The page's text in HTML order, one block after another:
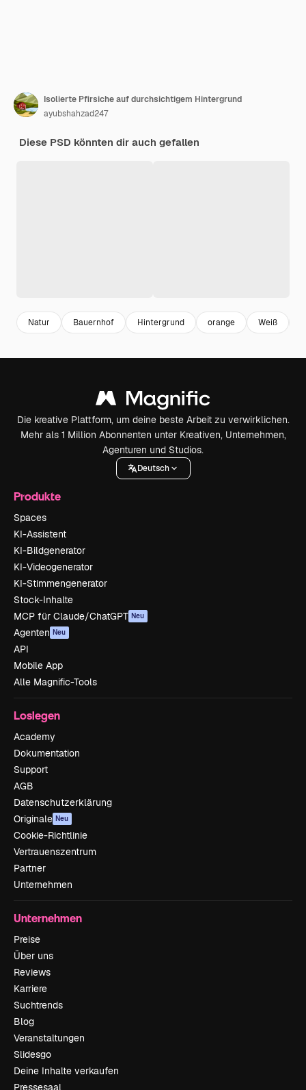
Isolierte Pfirsiche auf durchsichtigem Hintergrund
ayubshahzad247
Diese PSD könnten dir auch gefallen
Natur Bauernhof Hintergrund orange Weiß
Die kreative Plattform, um deine beste Arbeit zu verwirklichen.
Mehr als 1 Million Abonnenten unter Kreativen, Unternehmen,
Agenturen und Studios.
Deutsch
Produkte
Spaces
KI-Assistent
KI-Bildgenerator
KI-Videogenerator
KI-Stimmengenerator
Stock-Inhalte
MCP für Claude/ChatGPT Neu
Agenten Neu
API
Mobile App
Alle Magnific-Tools
Loslegen
Academy
Dokumentation
Support
AGB
Datenschutzerklärung
Originale Neu
Cookie-Richtlinie
Vertrauenszentrum
Partner
Unternehmen
Unternehmen
Preise
Über uns
Reviews
Karriere
Suchtrends
Blog
Veranstaltungen
Slidesgo
Deine Inhalte verkaufen
Pressesaal